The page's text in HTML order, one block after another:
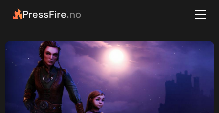
PressFire.no